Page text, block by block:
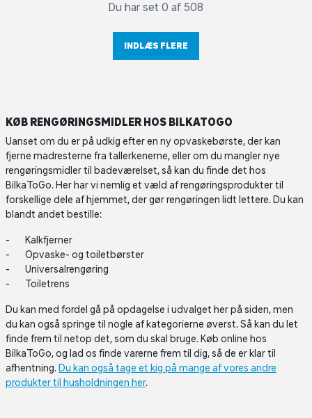
Du har set 0 af 508
INDLÆS FLERE
KØB RENGØRINGSMIDLER HOS BILKATOGO
Uanset om du er på udkig efter en ny opvaskebørste, der kan
fjerne madresterne fra tallerkenerne, eller om du mangler nye
rengøringsmidler til badeværelset, så kan du finde det hos
BilkaToGo. Her har vi nemlig et væld af rengøringsprodukter til
forskellige dele af hjemmet, der gør rengøringen lidt lettere. Du kan
blandt andet bestille:
Kalkfjerner
Opvaske- og toiletbørster
Universalrengøring
Toiletrens
Du kan med fordel gå på opdagelse i udvalget her på siden, men
du kan også springe til nogle af kategorierne øverst. Så kan du let
finde frem til netop det, som du skal bruge. Køb online hos
BilkaToGo, og lad os finde varerne frem til dig, så de er klar til
afhentning. Du kan også tage et kig på mange af vores andre
produkter til husholdningen her.